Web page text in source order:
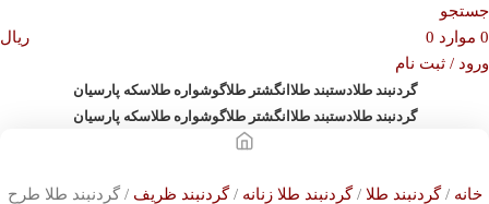
جستجو
0 موارد 0
ریال
ورود / ثبت نام
گردنبند طلادستبند طلا انگشتر طلاگوشواره طلاسکه پارسیان
گردنبند طلادستبند طلا انگشتر طلاگوشواره طلاسکه پارسیان
خانه گردنبند طلا گردنبند طلا زنانه گردنبند ظریف
گردنبند طلا طرح